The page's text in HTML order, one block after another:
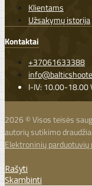
Klientams
Užsakymų istorija
Kontaktai
+37061633388
I-IV: 10.00-18.00
2026 © Visos teisės
autorių sutikimo
Elektroninių parduotuvių
Rašyti
Skambinti